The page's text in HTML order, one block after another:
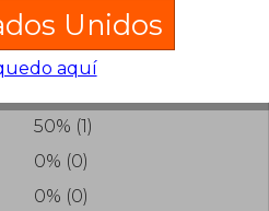
50% (1)
50% (1)
0% (0)
0% (0)
Unidos
aquí